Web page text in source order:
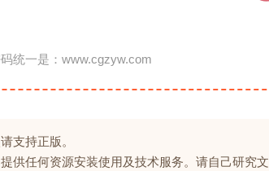
统一是：www.cgzyw.com
支持正版。
供任何资源安装使用及技术服务。请自己研究文